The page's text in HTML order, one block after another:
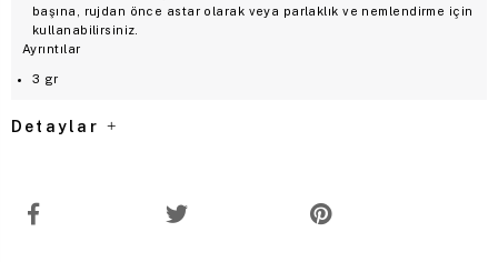
başına, rujdan önce astar olarak veya parlaklık ve nemlendirme için
kullanabilirsiniz.
Ayrıntılar
3 gr
Detaylar